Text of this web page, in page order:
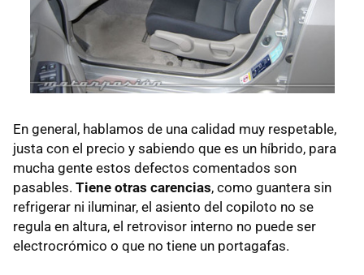
En general, hablamos de una calidad muy respetable,
justa con el precio y sabiendo que es un híbrido, para
mucha gente estos defectos comentados son
pasables. Tiene otras carencias, como guantera sin
refrigerar ni iluminar, el asiento del copiloto no se
regula en altura, el retrovisor interno no puede ser
electrocrómico o que no tiene un portagafas.